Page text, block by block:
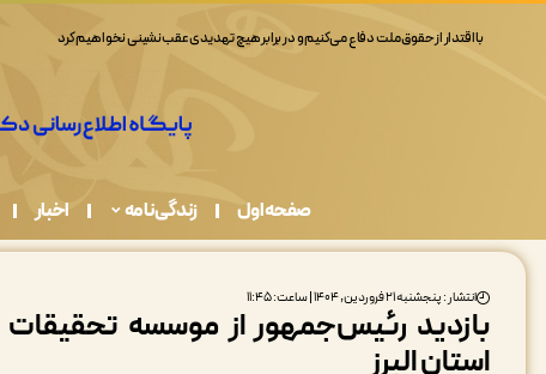
صفحه اول زندگی نامه اخبار
انتشار : پنجشنبه ۲۱ فروردین, ۱۴۰۴ | ساعت: ۱۱:۴۵
بازدید رئیس‌جمهور از موسسه
استان البرز